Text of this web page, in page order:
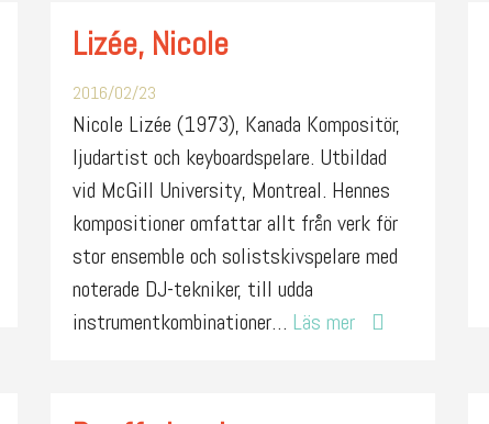
Lizée, Nicole
2016/02/23
Nicole Lizée (1973), Kanada Kompositör,
ljudartist och keyboardspelare. Utbildad
vid McGill University, Montreal. Hennes
kompositioner omfattar allt från verk för
stor ensemble och solistskivspelare med
noterade DJ-tekniker, till udda
instrumentkombinationer… Läs mer